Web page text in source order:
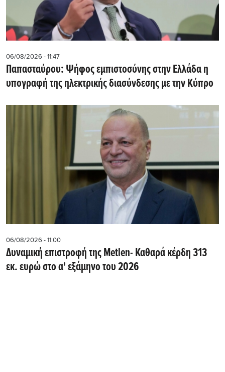
06/08/2026 - 11:47
Παπασταύρου: Ψήφος εμπιστοσύνης στην Ελλάδα η
υπογραφή της ηλεκτρικής διασύνδεσης με την Κύπρο
06/08/2026 - 11:00
Δυναμική επιστροφή της Metlen- Καθαρά κέρδη 313
εκ. ευρώ στο α' εξάμηνο του 2026